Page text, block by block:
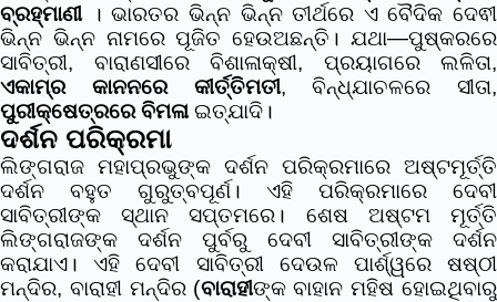
ବ୍ରହ୍ମାଣୀ। ଭାରତର ଭିନ୍ନ ଭିନ୍ନ ତୀର୍ଥରେ ଏ ବୈଦିକ ଦେଵୀ
ଭିନ୍ନ ଭିନ୍ନ ନାମରେ ପୂଜିତ ହେଉଅଛନ୍ତି। ଯଥା—ପୁଷ୍କରରେ
ସାବିତ୍ରୀ, ବାରାଣସୀରେ ବିଶାଳାକ୍ଷୀ, ପ୍ରୟାଗରେ ଲଳିତା,
ଏକାମ୍ର କାନନରେ କୀର୍ତ୍ତିମତୀ, ବିନ୍ଧ୍ଯାଚଳରେ ସୀତା,
ପୁରୀକ୍ଷେତ୍ରରେବିମଳାଇତ୍ଯାଦି।
ଦର୍ଶନ ପରିକ୍ରମା
ଲିଙ୍ଗରାଜ ମହାପ୍ରଭୁଙ୍କ ଦର୍ଶନ ପରିକ୍ରମାରେ ଅଷ୍ଟମୂର୍ତ୍ତି
ଦର୍ଶନ ବହୁତ ଗୁରୁତ୍ବପୂର୍ଣ। ଏହି ପରିକ୍ରମାରେ ଦେବୀ
ସାବିତ୍ରୀଙ୍କ ସ୍ଥାନ ସପ୍ତମରେ। ଶେଷ ଅଷ୍ଟମ ମୂର୍ତ୍ତି
ଲିଙ୍ଗରାଜଙ୍କ ଦର୍ଶନ ପୁର୍ବରୁ ଦେବୀ ସାବିତ୍ରୀଙ୍କ ଦର୍ଶନ
କରାଯାଏ। ଏହି ଦେବୀ ସାବିତ୍ରୀ ଦେଉଳ ପାର୍ଶ୍ୱରେ ଷଷ୍ଠୀ
ମନ୍ଦିର, ବାରାହୀ ମନ୍ଦିର (ବାରାହୀଙ୍କ ବାହାନ ମହିଷ ହୋଇଥିବାରୁ